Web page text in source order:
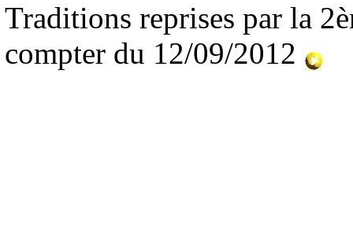
Traditions reprises par la
compter du 12/09/2012